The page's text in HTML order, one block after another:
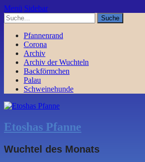
Menü Sidebar
Pfannenrand
Corona
Archiv
Archiv der Wuchteln
Backförmchen
Palau
Schweinehunde
Etoshas Pfanne
Wuchtel des Monats